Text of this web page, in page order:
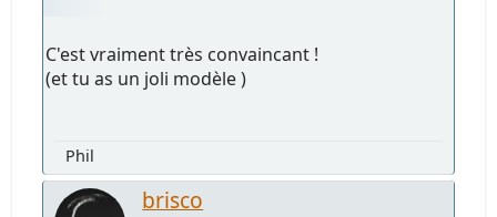
C'est vraiment très convaincant !
(et tu as un joli modèle )
Phil
brisco